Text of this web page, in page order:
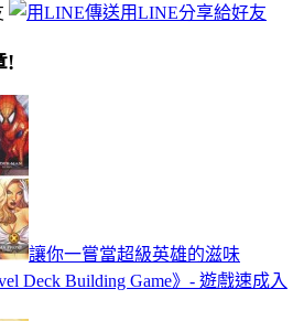
用LINE分享給好友
!
讓你一嘗當超級英雄的滋味
Deck Building Game》- 遊戲速成入